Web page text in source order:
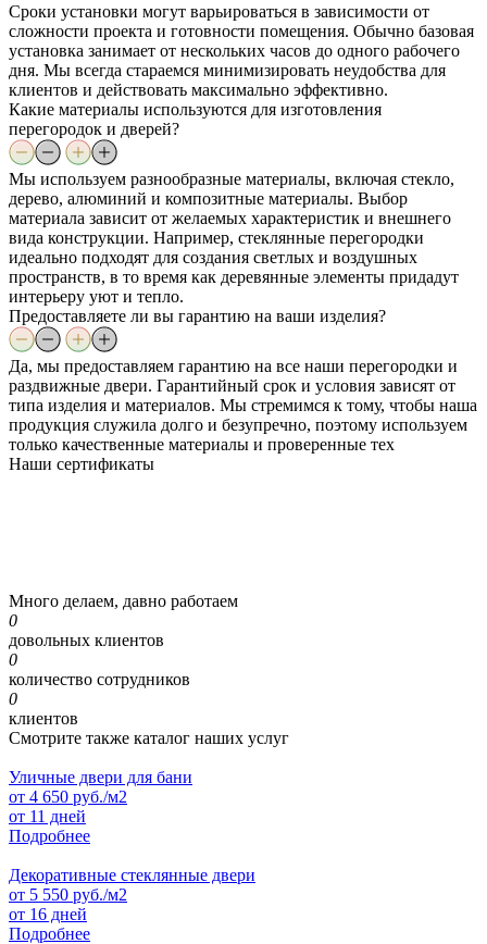
Сроки установки могут варьироваться в зависимости от
сложности проекта и готовности помещения. Обычно базовая
установка занимает от нескольких часов до одного рабочего
дня. Мы всегда стараемся минимизировать неудобства для
клиентов и действовать максимально эффективно.
Какие материалы используются для изготовления
перегородок и дверей?
Мы используем разнообразные материалы, включая стекло,
дерево, алюминий и композитные материалы. Выбор
материала зависит от желаемых характеристик и внешнего
вида конструкции. Например, стеклянные перегородки
идеально подходят для создания светлых и воздушных
пространств, в то время как деревянные элементы придадут
интерьеру уют и тепло.
Предоставляете ли вы гарантию на ваши изделия?
Да, мы предоставляем гарантию на все наши перегородки и
раздвижные двери. Гарантийный срок и условия зависят от
типа изделия и материалов. Мы стремимся к тому, чтобы наша
продукция служила долго и безупречно, поэтому используем
только качественные материалы и проверенные тех
Наши сертификаты
Много делаем, давно работаем
0
довольных клиентов
0
количество сотрудников
0
клиентов
Смотрите также каталог наших услуг
Уличные двери для бани
от 4 650 руб./м2
от 11 дней
Подробнее
Декоративные стеклянные двери
от 5 550 руб./м2
от 16 дней
Подробнее